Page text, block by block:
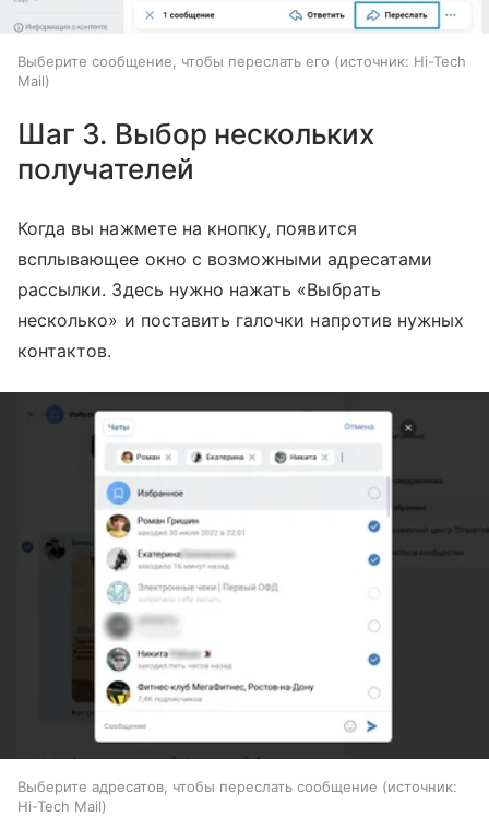
Выберите сообщение, чтобы переслать его источник: Hi-Tech
Mail
Шаг 3. Выбор нескольких
получателей
Когда вы нажмете на кнопку, появится
всплывающее окно с возможными адресатами
рассылки. Здесь нужно нажать «Выбрать
несколько» и поставить галочки напротив нужных
контактов.
Выберите адресатов, чтобы переслать сообщение
источник:
Hi-Tech Mail